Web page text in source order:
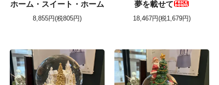
ホーム・スイート・ホーム
8,855円(税805円)
夢を載せて
18,467円(税1,679円)